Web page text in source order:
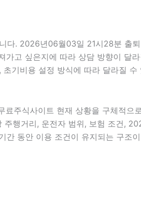
. 2026년06월03일 21시28분 출
고 싶은지에 따라 상담 방향이
기비용 설정 방식에 따라 달라질
주식사이트 현재 상황을 구체적
행거리, 운전자 범위, 보험 조건,
동안 이용 조건이 유지되는 구조